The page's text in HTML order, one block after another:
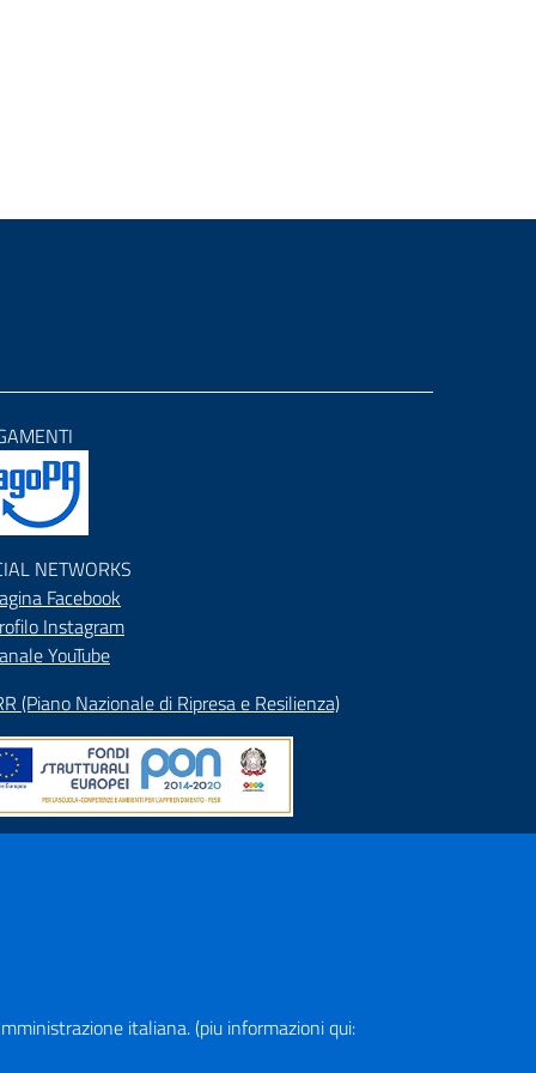
NETWORKS
Facebook
Instagram
YouTube
(Piano Nazionale di Ripresa e Resilienza)
italiana. (piu informazioni qui: